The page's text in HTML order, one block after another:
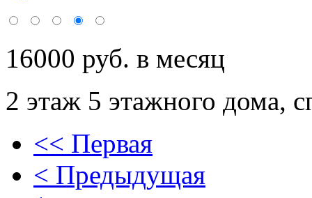
16000 руб. в месяц
2 этаж 5 этажного дома,
<< Первая
< Предыдущая